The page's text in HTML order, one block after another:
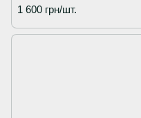
1 600 грн/шт.